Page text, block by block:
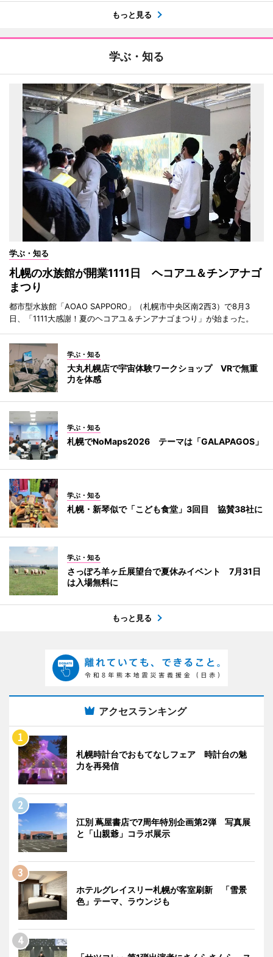
もっと見る
学ぶ・知る
学ぶ・知る
札幌の水族館が開業1111日 ヘコアユ＆チンアナゴ
まつり
都市型水族館「AOAO SAPPORO」（札幌市中央区南2西3）で8月3
日、「1111大感謝！夏のヘコアユ＆チンアナゴまつり」が始まった。
学ぶ・知る
大丸札幌店で宇宙体験ワークショップ VRで無重
力を体感
学ぶ・知る
札幌でNoMaps2026 テーマは「GALAPAGOS」
学ぶ・知る
札幌・新琴似で「こども食堂」3回目 協賛38社に
学ぶ・知る
さっぽろ羊ヶ丘展望台で夏休みイベント 7月31日
は入場無料に
もっと見る
アクセスランキング
札幌時計台でおもてなしフェア 時計台の魅
力を再発信
江別 蔦屋書店で7周年特別企画第2弾 写真展
と「山親爺」コラボ展示
ホテルグレイスリー札幌が客室刷新 「雪景
色」テーマ、ラウンジも